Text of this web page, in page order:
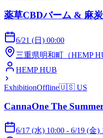
薬草CBDバーム & 麻
6/21 (日) 00:00
三重県明和町（HEMP
HEMP HUB
ExhibitionOffline🇺🇸 US
CannaOne The
6/17 (水) 10:00 - 6/19 (金